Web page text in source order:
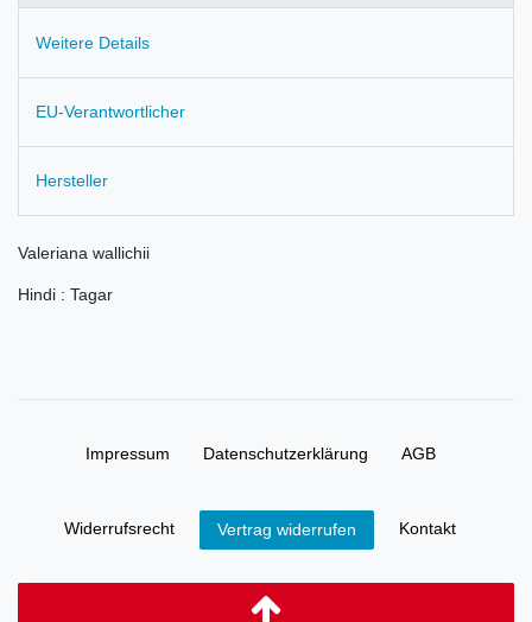
Weitere Details
EU-Verantwortlicher
Hersteller
Valeriana wallichii
Hindi : Tagar
Impressum Daten­schutz­erklärung AGB
Widerrufs­recht Vertrag widerrufen Kontakt